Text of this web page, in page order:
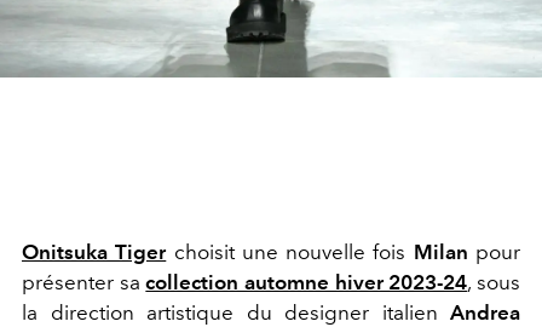
Onitsuka Tigerchoisit une nouvelle fois Milan pour
présenter sacollection automne hiver 2023-24, sous
la direction artistique du designer italien Andrea